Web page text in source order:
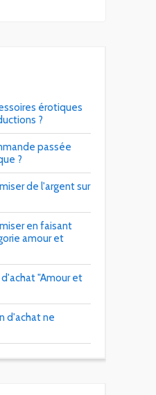
érotiques
?
passée
?
de l'argent sur
en faisant
amour et
"Amour et
d'achat ne